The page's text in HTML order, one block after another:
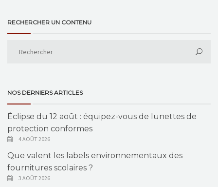
RECHERCHER UN CONTENU
NOS DERNIERS ARTICLES
Éclipse du 12 août : équipez-vous de lunettes de
protection conformes
4 AOÛT 2026
Que valent les labels environnementaux des
fournitures scolaires ?
3 AOÛT 2026